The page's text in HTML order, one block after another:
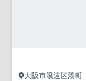
大阪市浪速区湊町